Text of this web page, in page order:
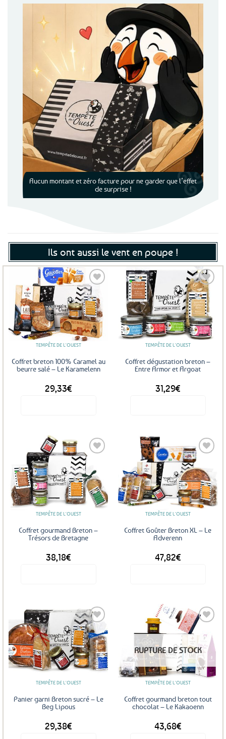
Aucun montant et zéro facture pour ne garder que l’effet
de surprise !
Ils ont aussi le vent en poupe !
Ajouter
aux
favoris
TEMPÊTE DE L'OUEST
Coffret breton 100% Caramel au
beurre salé – Le Karamelenn
29,33€
Ajouter
aux
favoris
TEMPÊTE DE L'OUEST
Coffret dégustation breton –
Entre Armor et Argoat
31,29€
Ajouter
aux
favoris
TEMPÊTE DE L'OUEST
Coffret gourmand Breton –
Trésors de Bretagne
38,18€
Ajouter
aux
favoris
TEMPÊTE DE L'OUEST
Coffret Goûter Breton XL – Le
Adverenn
47,82€
Ajouter
aux
favoris
TEMPÊTE DE L'OUEST
Panier garni Breton sucré – Le
Beg Lipous
29,38€
Ajouter
aux
favoris
RUPTURE DE STOCK
TEMPÊTE DE L'OUEST
Coffret gourmand breton tout
chocolat – Le Kakaoenn
43,68€